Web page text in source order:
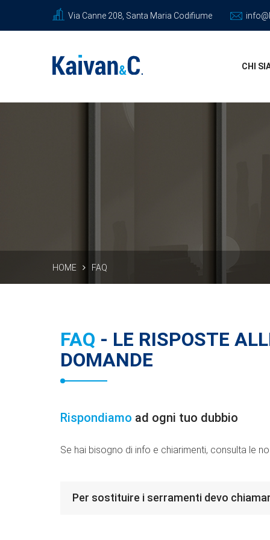
Via Canne 208, Santa Maria Codifiume
CHI
HOME FAQ
FAQ - LE RISPOSTE
DOMANDE
Rispondiamo ad ogni tuo dubbio
Se hai bisogno di info e chiarimenti, consulta le
Per sostituire i serramenti devo